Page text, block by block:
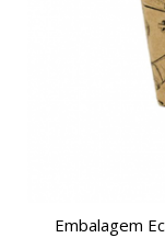
Embalagem